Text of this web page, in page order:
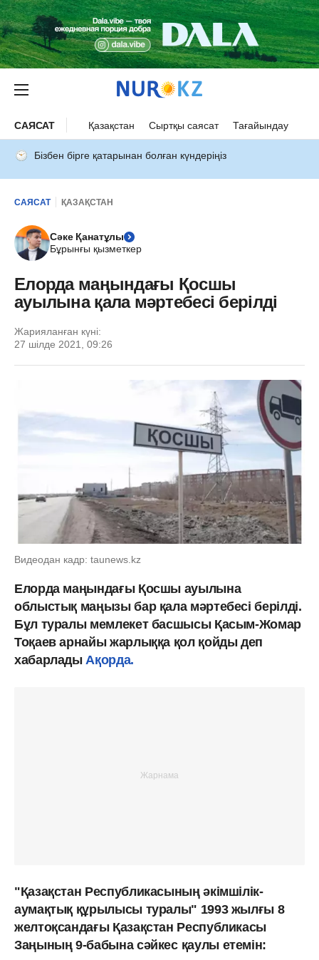
САЯСАТ Қазақстан Сыртқы саясат Тағайындау
Бізбен бірге қатарынан болған күндеріңіз
САЯСАТ ҚАЗАҚСТАН
Сәке Қанатұлы
Бұрынғы қызметкер
Елорда маңындағы Қосшы
ауылына қала мәртебесі берілді
Жарияланған күні:
27 шілде 2021, 09:26
Видеодан кадр: taunews.kz
Елорда маңындағы Қосшы ауылына
облыстық маңызы бар қала мәртебесі берілді.
Бұл туралы мемлекет басшысы Қасым-Жомар
Тоқаев арнайы жарлыққа қол қойды деп
хабарлады Ақорда.
"Қазақстан Республикасының әкімшілік-
аумақтық құрылысы туралы" 1993 жылғы 8
желтоқсандағы Қазақстан Республикасы
Заңының 9-бабына сәйкес қаулы етемін: